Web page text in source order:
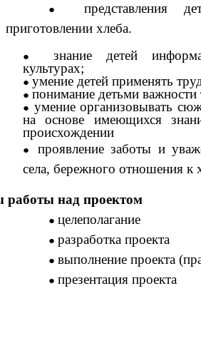
представления
приготовлении хлеба.
знание детей
культурах;
умение детей применять
понимание детьми важности
умение организовывать
на основе имеющихся
происхождении
проявление заботы и
села, бережного отношения к
работы над проектом
целеполагание
разработка проекта
выполнение проекта
презентация проекта